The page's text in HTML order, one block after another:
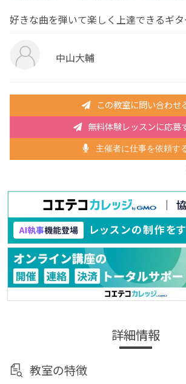
好きな曲を弾いて楽しく上達できるギ
中山大輔
この教室に問い合わせ
無料体験レッスンに応募
主催者に仕事を依頼す
詳細情報
教室の特徴